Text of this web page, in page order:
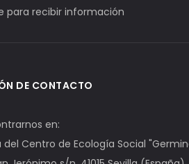
para recibir información
DE CONTACTO
en:
Centro de Ecología Social